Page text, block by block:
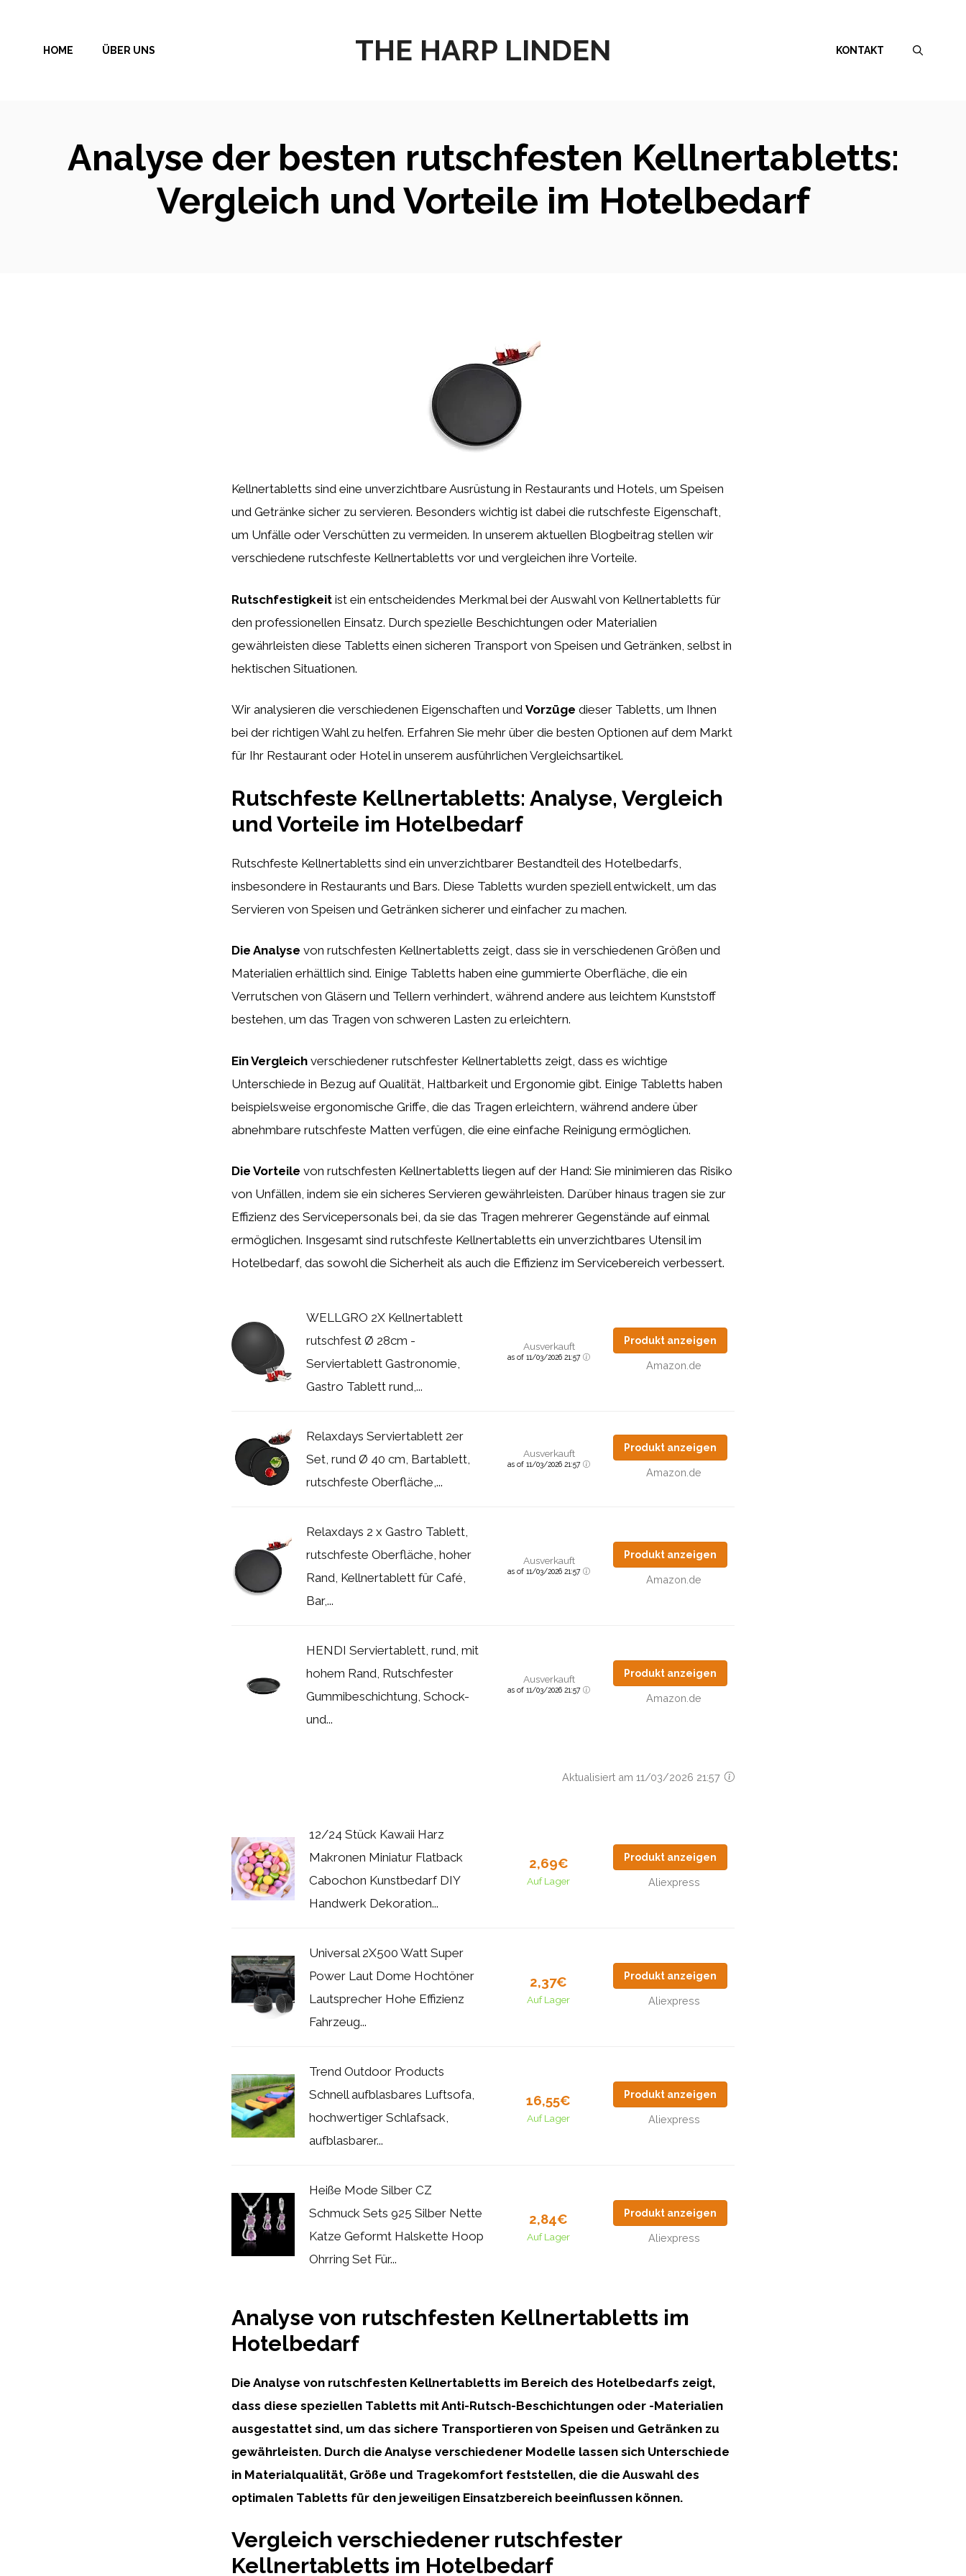
springen
THE HARP LINDEN
HOME ÜBER UNS KONTAKT
Analyse der besten rutschfesten Kellnertabletts:
Vergleich und Vorteile im Hotelbedarf
Kellnertabletts sind eine unverzichtbare Ausrüstung in Restaurants und Hotels, um Speisen
und Getränke sicher zu servieren. Besonders wichtig ist dabei die rutschfeste Eigenschaft,
um Unfälle oder Verschütten zu vermeiden. In unserem aktuellen Blogbeitrag stellen wir
verschiedene rutschfeste Kellnertabletts vor und vergleichen ihre Vorteile.
Rutschfestigkeit ist ein entscheidendes Merkmal bei der Auswahl von Kellnertabletts für
den professionellen Einsatz. Durch spezielle Beschichtungen oder Materialien
gewährleisten diese Tabletts einen sicheren Transport von Speisen und Getränken, selbst in
hektischen Situationen.
Wir analysieren die verschiedenen Eigenschaften und Vorzüge dieser Tabletts, um Ihnen
bei der richtigen Wahl zu helfen. Erfahren Sie mehr über die besten Optionen auf dem Markt
für Ihr Restaurant oder Hotel in unserem ausführlichen Vergleichsartikel.
Rutschfeste Kellnertabletts: Analyse, Vergleich
und Vorteile im Hotelbedarf
Rutschfeste Kellnertabletts sind ein unverzichtbarer Bestandteil des Hotelbedarfs,
insbesondere in Restaurants und Bars. Diese Tabletts wurden speziell entwickelt, um das
Servieren von Speisen und Getränken sicherer und einfacher zu machen.
Die Analyse von rutschfesten Kellnertabletts zeigt, dass sie in verschiedenen Größen und
Materialien erhältlich sind. Einige Tabletts haben eine gummierte Oberfläche, die ein
Verrutschen von Gläsern und Tellern verhindert, während andere aus leichtem Kunststoff
bestehen, um das Tragen von schweren Lasten zu erleichtern.
Ein Vergleich verschiedener rutschfester Kellnertabletts zeigt, dass es wichtige
Unterschiede in Bezug auf Qualität, Haltbarkeit und Ergonomie gibt. Einige Tabletts haben
beispielsweise ergonomische Griffe, die das Tragen erleichtern, während andere über
abnehmbare rutschfeste Matten verfügen, die eine einfache Reinigung ermöglichen.
Die Vorteile von rutschfesten Kellnertabletts liegen auf der Hand: Sie minimieren das Risiko
von Unfällen, indem sie ein sicheres Servieren gewährleisten. Darüber hinaus tragen sie zur
Effizienz des Servicepersonals bei, da sie das Tragen mehrerer Gegenstände auf einmal
ermöglichen. Insgesamt sind rutschfeste Kellnertabletts ein unverzichtbares Utensil im
Hotelbedarf, das sowohl die Sicherheit als auch die Effizienz im Servicebereich verbessert.
WELLGRO 2X Kellnertablett
rutschfest Ø 28cm -
Serviertablett Gastronomie,
Gastro Tablett rund,...
Ausverkauft
as of 11/03/2026 21:57
Produkt anzeigen
Amazon.de
Relaxdays Serviertablett 2er
Set, rund Ø 40 cm, Bartablett,
rutschfeste Oberfläche,...
Ausverkauft
as of 11/03/2026 21:57
Produkt anzeigen
Amazon.de
Relaxdays 2 x Gastro Tablett,
rutschfeste Oberfläche, hoher
Rand, Kellnertablett für Café,
Bar,...
Ausverkauft
as of 11/03/2026 21:57
Produkt anzeigen
Amazon.de
HENDI Serviertablett, rund, mit
hohem Rand, Rutschfester
Gummibeschichtung, Schock-
und...
Ausverkauft
as of 11/03/2026 21:57
Produkt anzeigen
Amazon.de
Aktualisiert am 11/03/2026 21:57
12/24 Stück Kawaii Harz
Makronen Miniatur Flatback
Cabochon Kunstbedarf DIY
Handwerk Dekoration...
2,69€
Auf Lager
Produkt anzeigen
Aliexpress
Universal 2X500 Watt Super
Power Laut Dome Hochtöner
Lautsprecher Hohe Effizienz
Fahrzeug...
2,37€
Auf Lager
Produkt anzeigen
Aliexpress
Trend Outdoor Products
Schnell aufblasbares Luftsofa,
hochwertiger Schlafsack,
aufblasbarer...
16,55€
Auf Lager
Produkt anzeigen
Aliexpress
Heiße Mode Silber CZ
Schmuck Sets 925 Silber Nette
Katze Geformt Halskette Hoop
Ohrring Set Für...
2,84€
Auf Lager
Produkt anzeigen
Aliexpress
Analyse von rutschfesten Kellnertabletts im
Hotelbedarf
Die Analyse von rutschfesten Kellnertabletts im Bereich des Hotelbedarfs zeigt,
dass diese speziellen Tabletts mit Anti-Rutsch-Beschichtungen oder -Materialien
ausgestattet sind, um das sichere Transportieren von Speisen und Getränken zu
gewährleisten. Durch die Analyse verschiedener Modelle lassen sich Unterschiede
in Materialqualität, Größe und Tragekomfort feststellen, die die Auswahl des
optimalen Tabletts für den jeweiligen Einsatzbereich beeinflussen können.
Vergleich verschiedener rutschfester
Kellnertabletts im Hotelbedarf